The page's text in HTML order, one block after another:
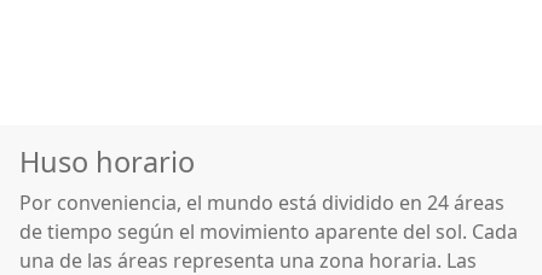
Huso horario
Por conveniencia, el mundo está dividido en 24 áreas
de tiempo según el movimiento aparente del sol. Cada
una de las áreas representa una zona horaria. Las